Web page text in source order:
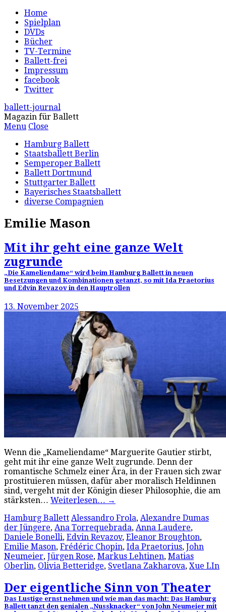
Home
Spielplan
DVDs
Bücher
TV-Termine
Ballett-frei
Impressum
facebook
Twitter
ballett-journal
Magazin für Ballett
Menu Close
Hamburg Ballett
Staatsballett Berlin
Semperoper Ballett
Ballett Dortmund
Stuttgarter Ballett
Bayerisches Staatsballett
diverse Compagnien
Emilie Mason
Mit ihr geht eine ganze Welt
zugrunde
„Die Kameliendame“ wird beim Hamburg Ballett in neuen
Besetzungen und Kombinationen getanzt, so mit Ida Praetorius
und Edvin Revazov in den Hauptrollen
13. November 2025
Wenn die „Kameliendame“ Marguerite Gautier stirbt,
geht mit ihr eine ganze Welt zugrunde. Denn der
romantische Schmelz einer Ära, in der Frauen sich zwar
prostituieren müssen, dafür aber moralisch Heldinnen
sind, vergeht mit der Königin dieser Philosophie, die am
stärksten… Weiterlesen… →
Hamburg Ballett Alessandro Frola, Alexandre Dumas
der Jüngere, Ana Torrequebrada, Anna Laudere,
Daniele Bonelli, Edvin Revazov, Eleanor Broughton,
Emilie Mason, Frédéric Chopin, Ida Praetorius, John
Neumeier, Jürgen Rose, Markus Lehtinen, Matias
Oberlin, Olivia Betteridge, Svetlana Zakharova, Xue LIn
Der eigentliche Sinn von Theater
Das Lustige ernst nehmen und wie man das macht: Das Hamburg
Ballett tanzt den genialen „Nussknacker“ von John Neumeier mit